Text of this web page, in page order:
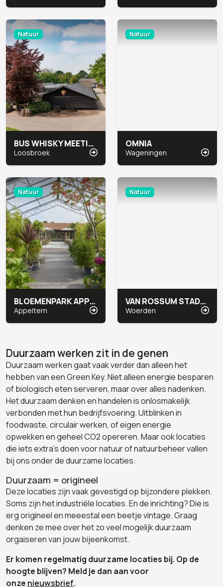
Natuur
BUS WHISKY MEETING & EVENTS
Loosbroek
Natuur
OMNIA
Wageningen
Natuur
BLOEMENPARK APPELTERN
Appeltern
Natuur
VAN ROSSUM STADSHOTEL
Woerden
Duurzaam werken zit in de genen
Duurzaam werken gaat vaak verder dan alleen het
hebben van een Green Key. Niet alleen energie besparen
of biologisch eten serveren, maar over alles nadenken.
Het duurzaam denken en handelen is onlosmakelijk
verbonden met hun bedrijfsvoering. Uitblinken in
foodwaste, circulair werken, of eigen energie
opwekken en geheel CO2 opereren. Maar ook locaties
die iets extra's doen voor natuur of natuurbeheer vallen
bij ons onder de duurzame locaties.
Duurzaam = origineel
Deze locaties zijn vaak gevestigd op bijzondere plekken.
Soms zijn het industriële locaties. En de inrichting? Die is
erg origineel en meeestal een beetje vintage. Graag
denken ze mee over het zo veel mogelijk duurzaam
orgaiseren van jouw bijeenkomst.
Er komen regelmatig duurzame locaties bij. Op de
hoogte blijven? Meld je dan aan voor
onze nieuwsbrief.